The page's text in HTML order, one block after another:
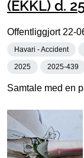
(EKKL) d.
Offentliggjort 22-
Havari - Accident
2025 2025-439
Samtale med en